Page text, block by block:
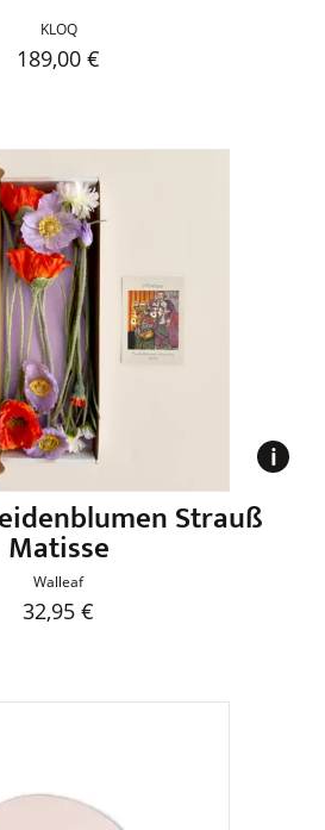
KLOQ
189,00 €
Strauß
Matisse
Walleaf
32,95 €